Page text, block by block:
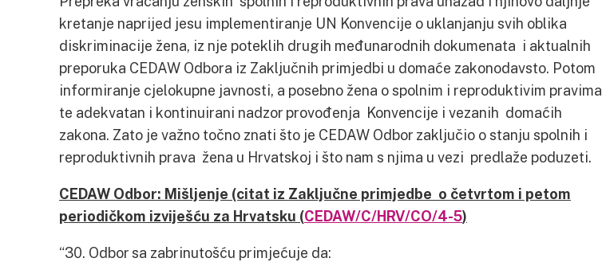
kretanje naprijed jesu implementiranje UN Konvencije o uklanjanju svih oblika
diskriminacije žena, iz nje poteklih drugih međunarodnih dokumenata i aktualnih
preporuka CEDAW Odbora iz Zaključnih primjedbi u domaće zakonodavsto. Potom
informiranje cjelokupne javnosti, a posebno žena o spolnim i reproduktivim pravima
te adekvatan i kontinuirani nadzor provođenja Konvencije i vezanih domaćih
zakona. Zato je važno točno znati što je CEDAW Odbor zaključio o stanju spolnih i
reproduktivnih prava žena u Hrvatskoj i što nam s njima u vezi predlaže poduzeti.
CEDAW Odbor: Mišljenje (citat iz Zaključne primjedbe o četvrtom i petom
periodičkom izviješću za Hrvatsku (CEDAW/C/HRV/CO/4-5)
“30. Odbor sa zabrinutošću primjećuje da: